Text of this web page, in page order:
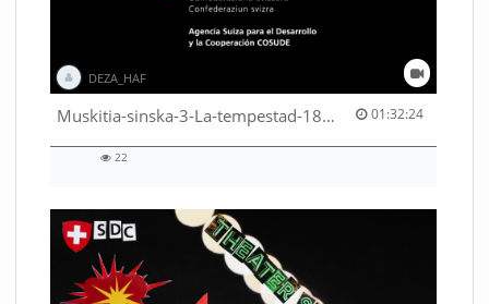
DEZA_HAF
Muskitia-sinska-3-La-tempestad-18-9-2018-53530245080001791 01:32:24
01:32:24 duration
22